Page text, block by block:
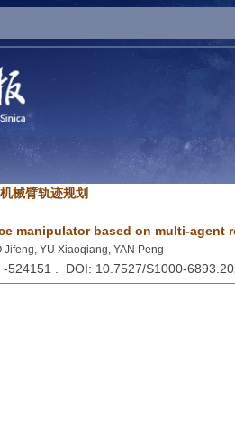
械臂轨迹规划
manipulator based on multi-agent
Jifeng, YU Xiaoqiang, YAN Peng
-524151 . DOI: 10.7527/S1000-